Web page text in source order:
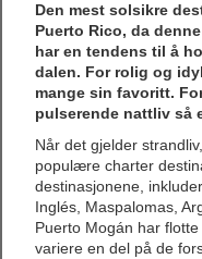
Den mest solsikre
Puerto Rico, da
har en tendens til å
dalen. For rolig og
mange sin favoritt.
pulserende nattliv så
Når det gjelder
populære charter
destinasjonene,
Inglés, Maspalomas,
Puerto Mogán har
variere en del på de